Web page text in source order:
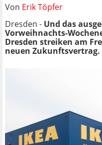
Von Erik Töpfer
Dresden - Und das
Vorweihnachts-
Dresden streiken am
neuen Zukunftsvertrag.